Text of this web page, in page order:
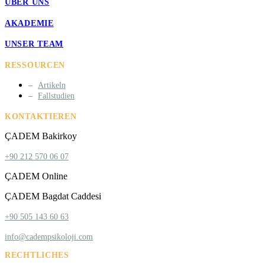
ÜBER UNS
AKADEMIE
UNSER TEAM
RESSOURCEN
Artikeln
Fallstudien
KONTAKTIEREN
ÇADEM Bakirkoy
+90 212 570 06 07
ÇADEM Online
ÇADEM Bagdat Caddesi
+90 505 143 60 63
info@cadempsikoloji.com
RECHTLICHES